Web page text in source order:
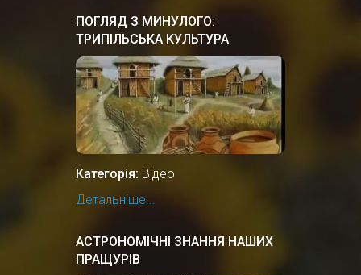
ПОГЛЯД З МИНУЛОГО:
ТРИПІЛЬСЬКА КУЛЬТУРА
Категорія: Відео
Детальніше...
АСТРОНОМІЧНІ ЗНАННЯ НАШИХ
ПРАЩУРІВ